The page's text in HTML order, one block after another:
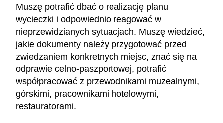
Muszę potrafić dbać o realizację planu
wycieczki i odpowiednio reagować w
nieprzewidzianych sytuacjach. Muszę wiedzieć,
jakie dokumenty należy przygotować przed
zwiedzaniem konkretnych miejsc, znać się na
odprawie celno-paszportowej, potrafić
współpracować z przewodnikami muzealnymi,
górskimi, pracownikami hotelowymi,
restauratorami.